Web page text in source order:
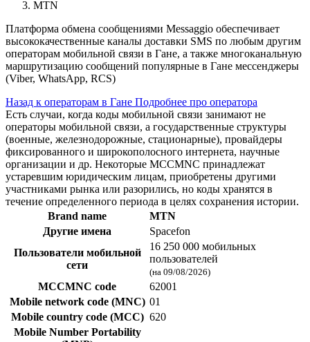
MTN
Платформа обмена сообщениями Messaggio обеспечивает
высококачественные каналы доставки SMS по любым другим
операторам мобильной связи в Гане, а также многоканальную
маршрутизацию сообщений популярные в Гане мессенджеры
(Viber, WhatsApp, RCS)
Назад к операторам в Гане Подробнее про оператора
Есть случаи, когда коды мобильной связи занимают не
операторы мобильной связи, а государственные структуры
(военные, железнодорожные, стационарные), провайдеры
фиксированного и широкополосного интернета, научные
организации и др. Некоторые MCCMNC принадлежат
устаревшим юридическим лицам, приобретены другими
участниками рынка или разорились, но коды хранятся в
течение определенного периода в целях сохранения истории.
Brand name
MTN
Другие имена
Spacefon
Пользователи мобильной
сети
16 250 000 мобильных
пользователей
(на 09/08/2026)
MCCMNC code
62001
Mobile network code (MNC) 01
Mobile country code (MCC) 620
Mobile Number Portability